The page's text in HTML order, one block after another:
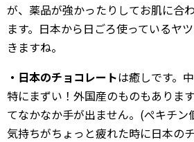
が、薬品が強かったりしてお肌に合
ます。日本から日ごろ使っているヤ
きますね。
・日本のチョコレートは癒しです。
特にまずい！外国産のものもありま
てなかなか手が出ません。(ぺキチン
気持ちがちょっと疲れた時に日本の